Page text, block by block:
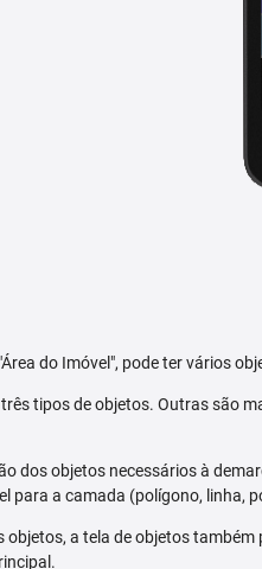
do Imóvel", pode ter vários
tipos de objetos. Outras são
dos objetos necessários à
para a camada (polígono, linha,
objetos, a tela de objetos